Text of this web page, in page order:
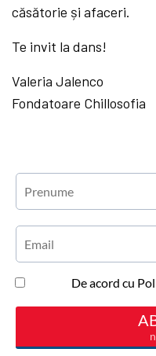
căsătorie și afaceri.
Te invit la dans!
Valeria Jalenco
Fondatoare Chillosofia